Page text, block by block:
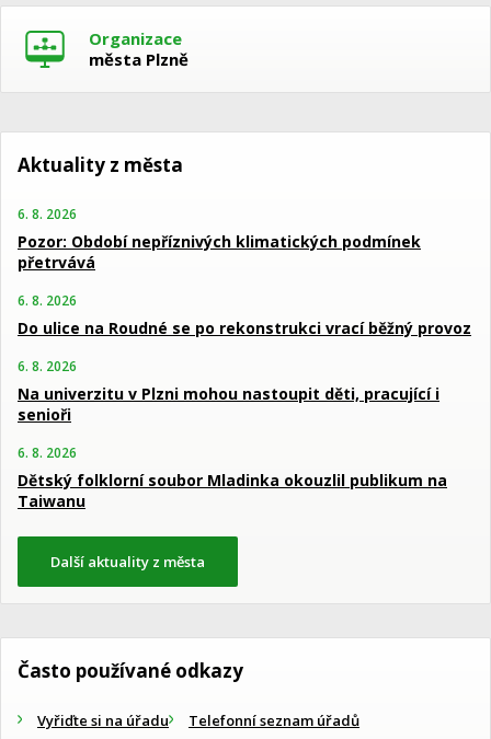
Organizace
města Plzně
Aktuality z města
6. 8. 2026
Pozor: Období nepříznivých klimatických podmínek
přetrvává
6. 8. 2026
Do ulice na Roudné se po rekonstrukci vrací běžný provoz
6. 8. 2026
Na univerzitu v Plzni mohou nastoupit děti, pracující i
senioři
6. 8. 2026
Dětský folklorní soubor Mladinka okouzlil publikum na
Taiwanu
Další aktuality z města
Často používané odkazy
Vyřiďte si na úřadu
Telefonní seznam úřadů